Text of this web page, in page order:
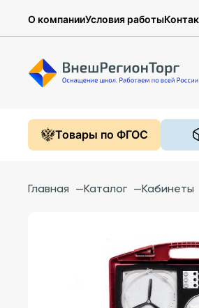
О компанииУсловия работы
Товары по ФГОС
Главная —Каталог —Кабинеты